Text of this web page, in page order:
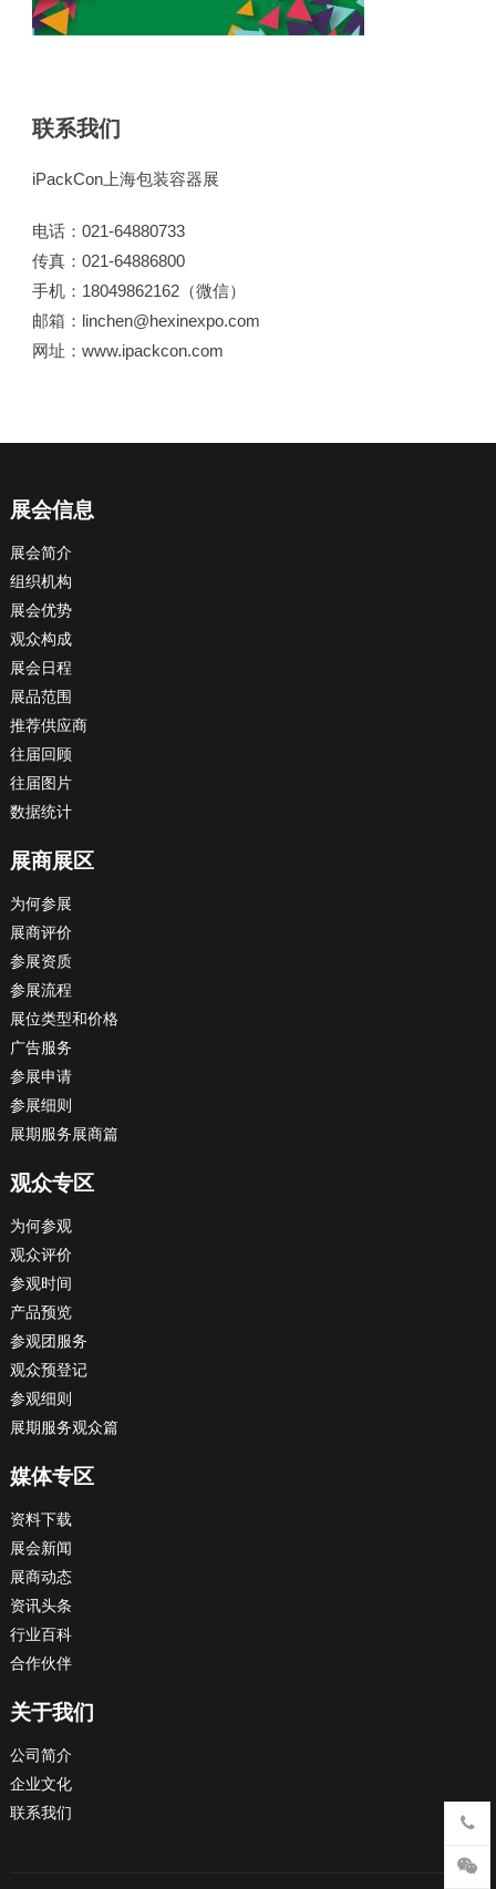
联系我们
iPackCon上海包装容器展
电话：021-64880733
传真：021-64886800
手机：18049862162（微信）
邮箱：linchen@hexinexpo.com
网址：www.ipackcon.com
展会信息
展会简介
组织机构
展会优势
观众构成
展会日程
展品范围
推荐供应商
往届回顾
往届图片
数据统计
展商展区
为何参展
展商评价
参展资质
参展流程
展位类型和价格
广告服务
参展申请
参展细则
展期服务展商篇
观众专区
为何参观
观众评价
参观时间
产品预览
参观团服务
观众预登记
参观细则
展期服务观众篇
媒体专区
资料下载
展会新闻
展商动态
资讯头条
行业百科
合作伙伴
关于我们
公司简介
企业文化
联系我们